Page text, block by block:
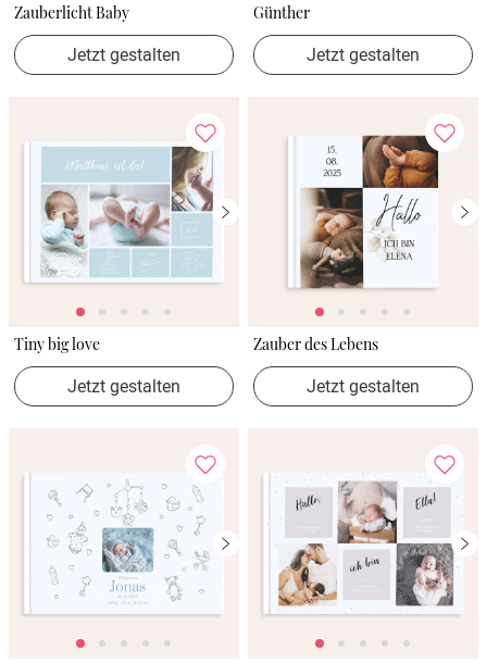
Zauberlicht Baby
Jetzt gestalten
Günther
Jetzt gestalten
Tiny big love
Jetzt gestalten
Zauber des Lebens
Jetzt gestalten